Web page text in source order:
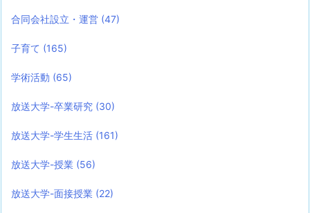
合同会社設立・運営 (47)
子育て (165)
学術活動 (65)
放送大学-卒業研究 (30)
放送大学-学生生活 (161)
放送大学-授業 (56)
放送大学-面接授業 (22)